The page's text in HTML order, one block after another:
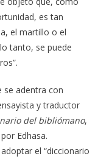
es tan
el martillo o el
tanto, se puede
se adentra con
y traductor
del bibliómano,
Edhasa.
el “diccionario